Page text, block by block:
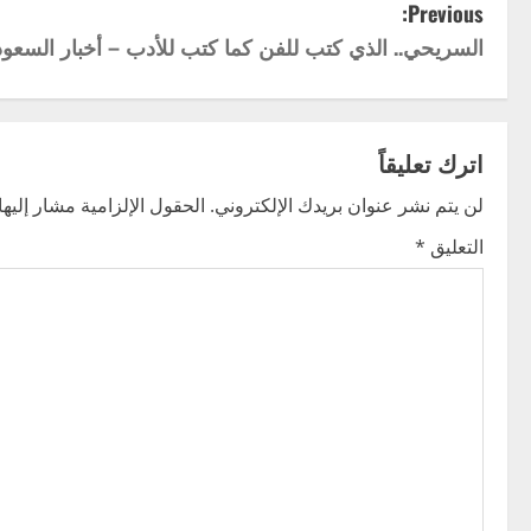
P
o
s
t
n
a
Previous:
السريحي.. الذي كتب للفن كما كتب للأدب – أخبار
اترك تعليقاً
لن يتم نشر عنوان بريدك الإلكتروني. الحقول الإلزامية مشار
التعليق *